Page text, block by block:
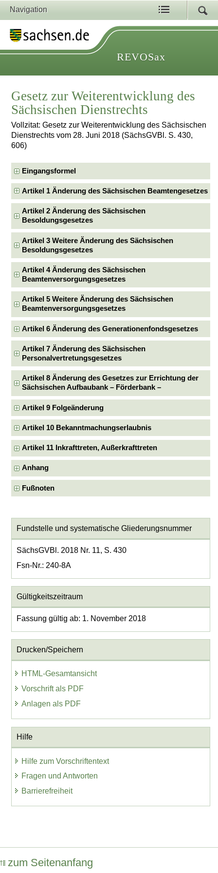
Navigation
REVOSax
Gesetz zur Weiterentwicklung des
Sächsischen Dienstrechts
Vollzitat: Gesetz zur Weiterentwicklung des Sächsischen
Dienstrechts vom 28. Juni 2018 (SächsGVBl. S. 430,
606)
Eingangsformel
Artikel 1 Änderung des Sächsischen Beamtengesetzes
Artikel 2 Änderung des Sächsischen
Besoldungsgesetzes
Artikel 3 Weitere Änderung des Sächsischen
Besoldungsgesetzes
Artikel 4 Änderung des Sächsischen
Beamtenversorgungsgesetzes
Artikel 5 Weitere Änderung des Sächsischen
Beamtenversorgungsgesetzes
Artikel 6 Änderung des Generationenfondsgesetzes
Artikel 7 Änderung des Sächsischen
Personalvertretungsgesetzes
Artikel 8 Änderung des Gesetzes zur Errichtung der
Sächsischen Aufbaubank – Förderbank –
Artikel 9 Folgeänderung
Artikel 10 Bekanntmachungserlaubnis
Artikel 11 Inkrafttreten, Außerkrafttreten
Anhang
Fußnoten
Fundstelle und systematische Gliederungsnummer
SächsGVBl. 2018 Nr. 11, S. 430
Fsn-Nr.: 240-8A
Gültigkeitszeitraum
Fassung gültig ab: 1. November 2018
Drucken/Speichern
HTML-Gesamtansicht
Vorschrift als PDF
Anlagen als PDF
Hilfe
Hilfe zum Vorschriftentext
Fragen und Antworten
Barrierefreiheit
zum Seitenanfang